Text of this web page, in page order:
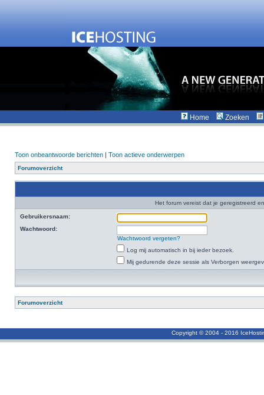
Home Zoeken
Toon onbeantwoorde berichten | Toon actieve onderwerpen
Forumoverzicht
Het forum vereist dat je geregistreerd
Gebruikersnaam:
Wachtwoord:
Wachtwoord vergeten?
Log mij automatisch in bij ieder bezoek.
Mij gedurende deze sessie als Verborgen
Forumoverzicht
Copyright © 2004 - 2016